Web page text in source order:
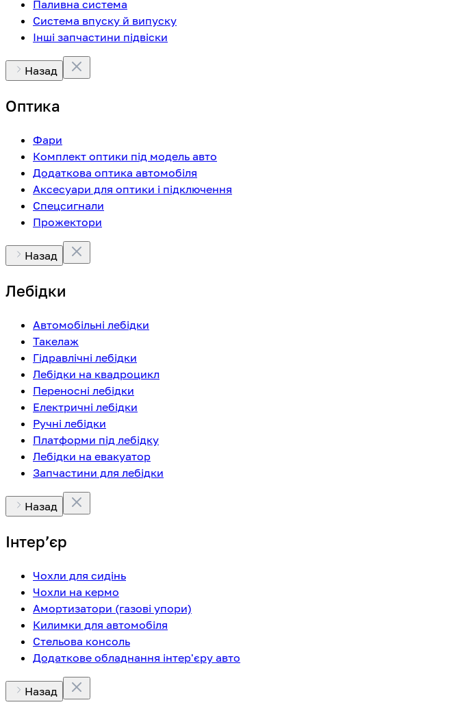
Паливна система
Система впуску й випуску
Інші запчастини підвіски
Назад
Оптика
Фари
Комплект оптики під модель авто
Додаткова оптика автомобіля
Аксесуари для оптики і підключення
Спецсигнали
Прожектори
Назад
Лебідки
Автомобільні лебідки
Такелаж
Гідравлічні лебідки
Лебідки на квадроцикл
Переносні лебідки
Електричні лебідки
Ручні лебідки
Платформи під лебідку
Лебідки на евакуатор
Запчастини для лебідки
Назад
Інтерʼєр
Чохли для сидінь
Чохли на кермо
Амортизатори (газові упори)
Килимки для автомобіля
Стельова консоль
Додаткове обладнання інтер'єру авто
Назад